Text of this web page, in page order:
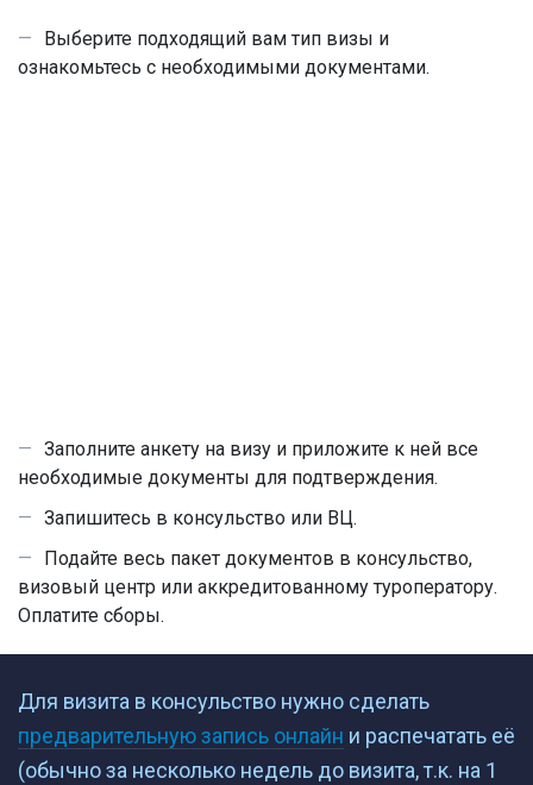
Выберите подходящий вам тип визы и
ознакомьтесь с необходимыми документами.
Заполните анкету на визу и приложите к ней все
необходимые документы для подтверждения.
Запишитесь в консульство или ВЦ.
Подайте весь пакет документов в консульство,
визовый центр или аккредитованному туроператору.
Оплатите сборы.
Для визита в консульство нужно сделать
предварительную запись онлайн и распечатать её
(обычно за несколько недель до визита, т.к. на 1